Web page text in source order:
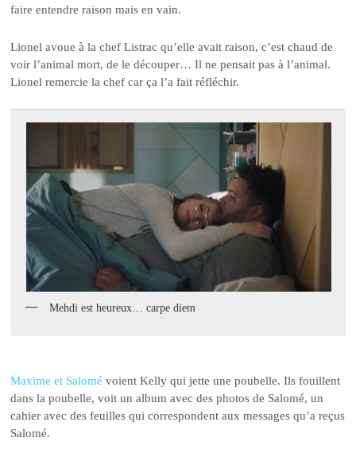
faire entendre raison mais en vain.
Lionel avoue à la chef Listrac qu’elle avait raison, c’est chaud de
voir l’animal mort, de le découper… Il ne pensait pas à l’animal.
Lionel remercie la chef car ça l’a fait réfléchir.
Mehdi est heureux… carpe diem
Maxime et Salomé voient Kelly qui jette une poubelle. Ils fouillent
dans la poubelle, voit un album avec des photos de Salomé, un
cahier avec des feuilles qui correspondent aux messages qu’a reçus
Salomé.